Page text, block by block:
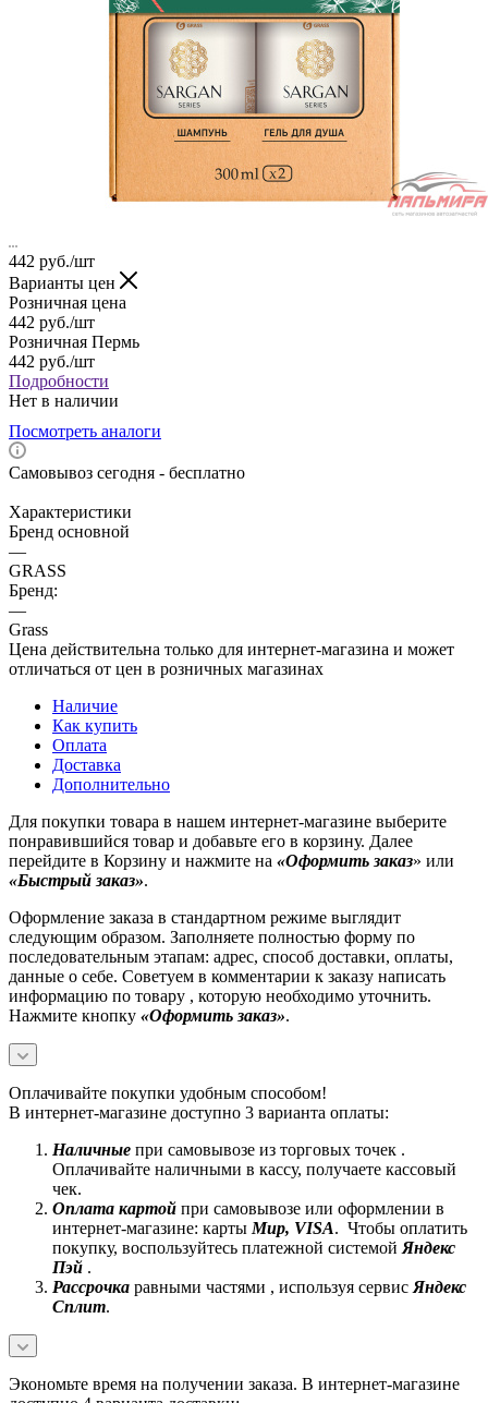
442 руб./шт
Варианты цен
Розничная цена
442 руб./шт
Розничная Пермь
442 руб./шт
Подробности
Нет в наличии
Посмотреть аналоги
Самовывоз сегодня - бесплатно
Характеристики
Бренд основной
—
GRASS
Бренд:
—
Grass
Цена действительна только для интернет-магазина и может
отличаться от цен в розничных магазинах
Наличие
Как купить
Оплата
Доставка
Дополнительно
Для покупки товара в нашем интернет-магазине выберите
понравившийся товар и добавьте его в корзину. Далее
перейдите в Корзину и нажмите на «Оформить заказ» или
«Быстрый заказ».
Оформление заказа в стандартном режиме выглядит
следующим образом. Заполняете полностью форму по
последовательным этапам: адрес, способ доставки, оплаты,
данные о себе. Советуем в комментарии к заказу написать
информацию по товару , которую необходимо уточнить.
Нажмите кнопку «Оформить заказ».
Оплачивайте покупки удобным способом!
В интернет-магазине доступно 3 варианта оплаты:
Наличные при самовывозе из торговых точек .
Оплачивайте наличными в кассу, получаете кассовый
чек.
Оплата картой при самовывозе или оформлении в
интернет-магазине: карты Mир, VISA. Чтобы оплатить
покупку, воспользуйтесь платежной системой Яндекс
Пэй .
Рассрочка равными частями , используя сервис Яндекс
Сплит.
Экономьте время на получении заказа. В интернет-магазине